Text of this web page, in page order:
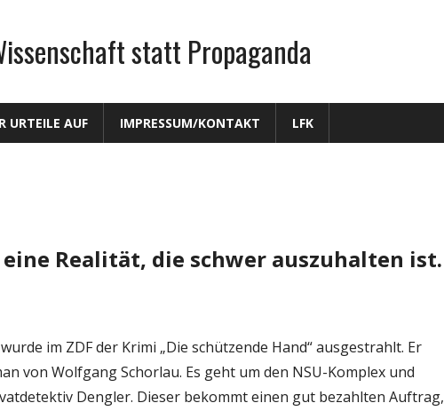
statt Propaganda
URTEILE AUF IMPRESSUM/KONTAKT LFK
Realität, die schwer auszuhalten ist.
im ZDF der Krimi „Die schützende Hand“ ausgestrahlt. Er
von Wolfgang Schorlau. Es geht um den NSU-Komplex und
Dengler. Dieser bekommt einen gut bezahlten Auftrag,